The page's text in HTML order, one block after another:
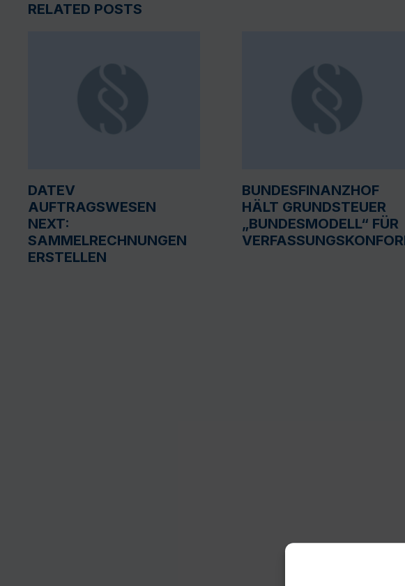
RELATED POSTS
DATEV
AUFTRAGSWESEN
NEXT:
SAMMELRECHNUNGEN
ERSTELLEN
BUNDESFINANZHOF
HÄLT GRUNDSTEUER
„BUNDESMODELL“ FÜR